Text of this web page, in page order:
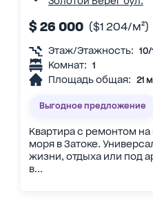
$ 26 000 ($1 204/м²)
Этаж/Этажность: 10/
Комнат: 1
Площадь общая: 21
Выгодное предложение
Квартира с ремонтом
моря в Затоке.
жизни, отдыха или под
в...